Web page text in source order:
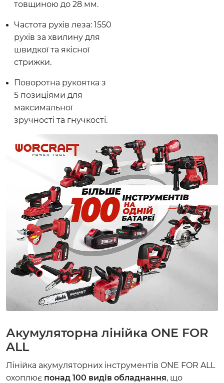
товщиною до 28 мм.
Частота рухів леза: 1550
рухів за хвилину для
швидкої та якісної
стрижки.
Поворотна рукоятка з
5 позиціями для
максимальної
зручності та гнучкості.
Акумуляторна лінійка ONE FOR
ALL
Лінійка акумуляторних інструментів ONE FOR ALL
охоплює понад 100 видів обладнання, що